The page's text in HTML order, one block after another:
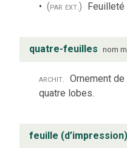
(par ext.) Feuilleté
quatre-feuilles nom
archit. Ornement
quatre lobes.
feuille (d’impression)